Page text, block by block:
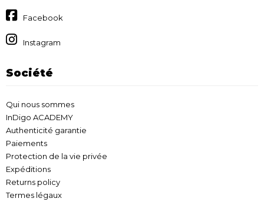
Facebook
Instagram
Société
Qui nous sommes
InDigo ACADEMY
Authenticité garantie
Paiements
Protection de la vie privée
Expéditions
Returns policy
Termes légaux